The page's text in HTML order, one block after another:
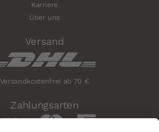
Karriere
Über uns
Versand
Versandkostenfrei ab 70 €
Zahlungsarten